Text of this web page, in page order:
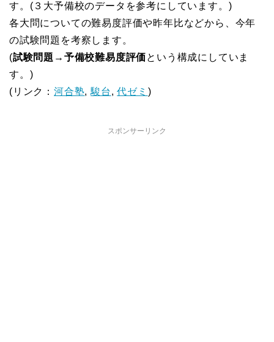
す。(３大予備校のデータを参考にしています。)
各大問についての難易度評価や昨年比などから、今年
の試験問題を考察します。
(試験問題→予備校難易度評価という構成にしていま
す。)
(リンク： 河合塾,駿台 ,代ゼミ )
スポンサーリンク